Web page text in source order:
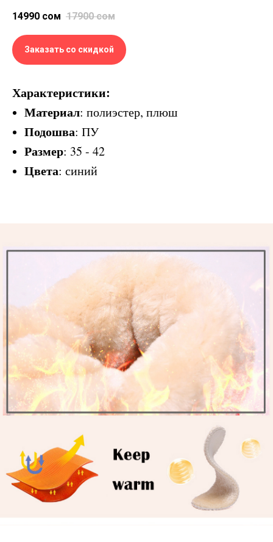
14990 сом 17900 сом
Заказать со скидкой
Характеристики:
Материал: полиэстер, плюш
Подошва: ПУ
Размер: 35 - 42
Цвета: синий